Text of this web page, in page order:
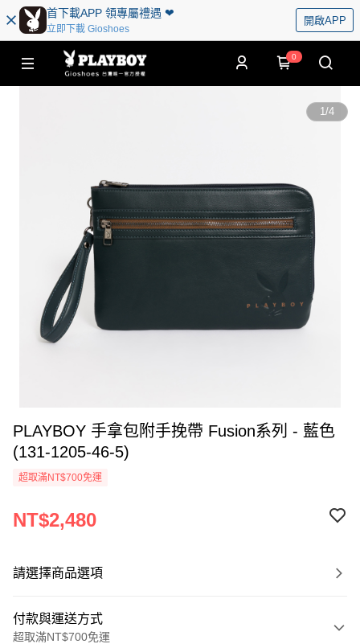
首下載APP 領專屬禮遇 ❤︎
立即下載 Gioshoes
開啟APP
0
1/4
PLAYBOY 手拿包附手挽帶 Fusion系列 - 藍色
(131-1205-46-5)
超取滿NT$700免運
NT$2,480
請選擇商品選項
付款與運送方式
超取滿NT$700免運